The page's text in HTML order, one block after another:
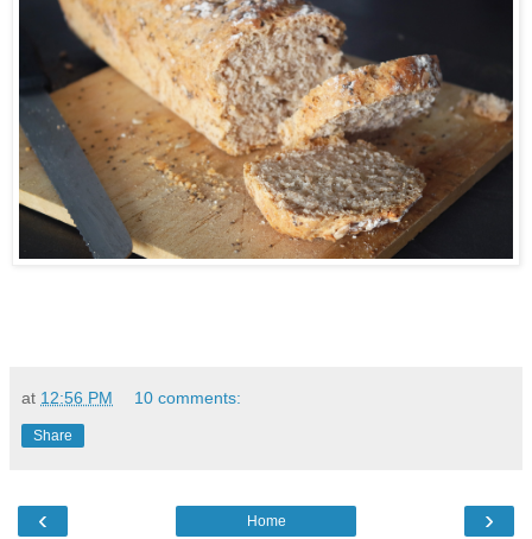
at 12:56 PM 10 comments:
Share
‹ ›
Home